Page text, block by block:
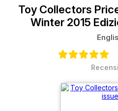
Toy Collectors
Winter 2015